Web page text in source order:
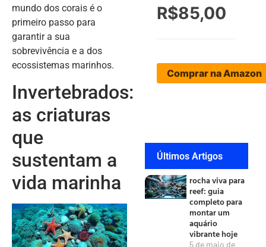
mundo dos corais é o
primeiro passo para
garantir a sua
sobrevivência e a dos
ecossistemas marinhos.
Invertebrados:
as criaturas
que
sustentam a
vida marinha
R$85,00
Comprar na Amazon
Últimos Artigos
rocha viva para
reef: guia
completo para
montar um
aquário
vibrante hoje
5 de maio de